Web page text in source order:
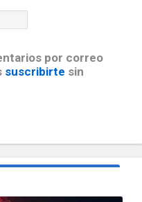
por correo
suscribirte sin